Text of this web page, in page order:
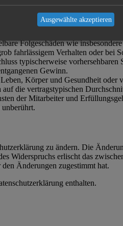
Gesundheit und der Verletzung
Folgeschäden wie
fahrlässigem Verhalten oder
typischerweise
Gewinn.
Körper und Gesundheit oder
die vertragstypischen
der Mitarbeiter und
zu ändern. Die
Widerspruchs erlischt das
Änderungen zugestimmt hat.
enthalten.
Ausgewählte akzeptieren